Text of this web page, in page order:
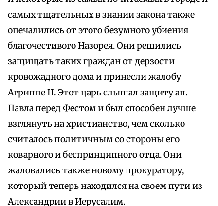
самых тщательных в знании закона также
опечалились от этого безумного убиения
благочестивого Назорея. Они решились
защищать таких граждан от дерзости
кровожадного дома и принесли жалобу
Агриппе II. Этот царь слышал защиту ап.
Павла перед Фестом и был способен лучше
взглянуть на христианство, чем сколько
считалось политичным со стороны его
коварного и беспринципного отца. Они
жаловались также новому прокуратору,
который теперь находился на своем пути из
Александрии в Иерусалим.